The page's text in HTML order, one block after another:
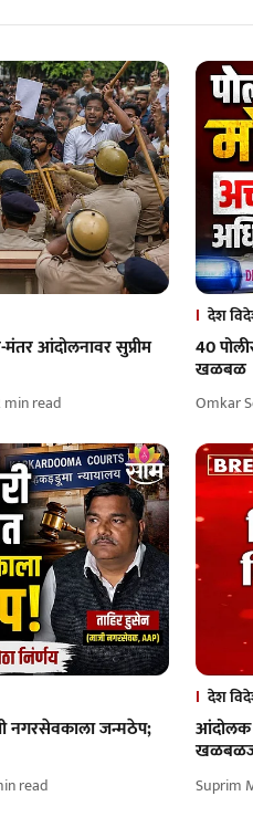
मंतर आंदोलनावर सुप्रीम
min read
देश
40
खळबळ
Omkar
नगरसेवकाला जन्मठेप;
read
देश
आंदोलक
Suprim